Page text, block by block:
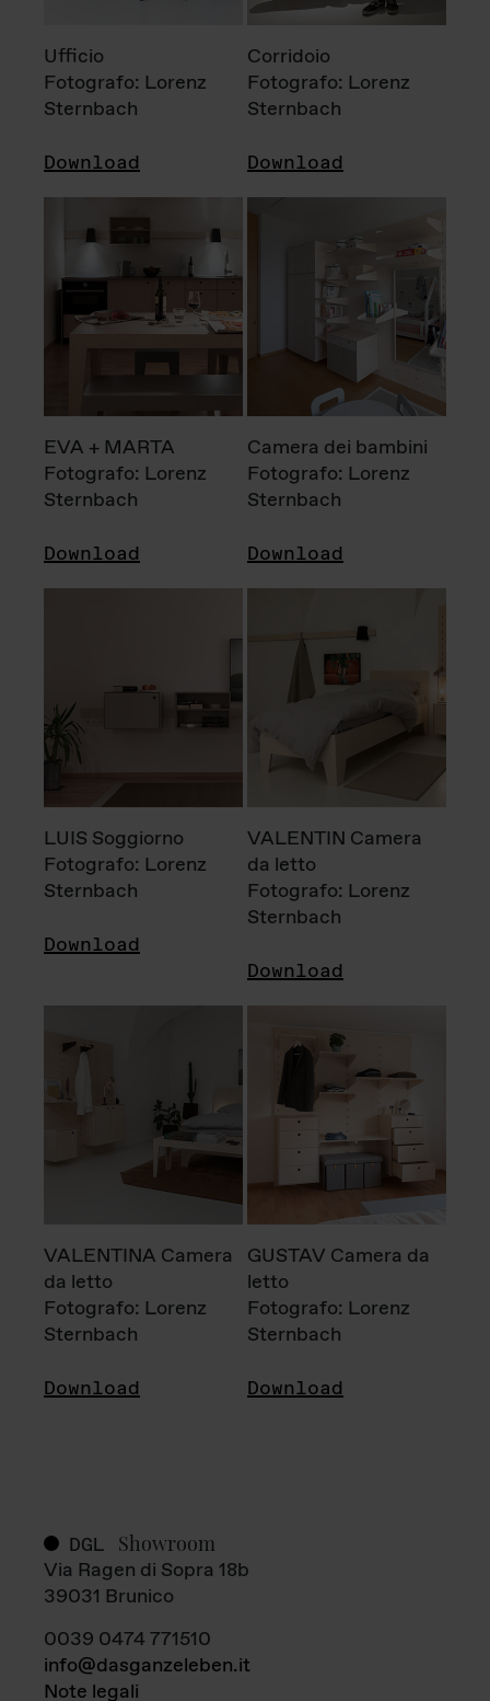
Ufficio
Fotografo: Lorenz
Sternbach
Download
Corridoio
Fotografo: Lorenz
Sternbach
Download
EVA + MARTA
Fotografo: Lorenz
Sternbach
Download
Camera dei bambini
Fotografo: Lorenz
Sternbach
Download
LUIS Soggiorno
Fotografo: Lorenz
Sternbach
Download
VALENTIN Camera
da letto
Fotografo: Lorenz
Sternbach
Download
VALENTINA Camera
da letto
Fotografo: Lorenz
Sternbach
Download
GUSTAV Camera da
letto
Fotografo: Lorenz
Sternbach
Download
DGL Showroom
Via Ragen di Sopra 18b
39031 Brunico
0039 0474 771510
info@dasganzeleben.it
Note legali